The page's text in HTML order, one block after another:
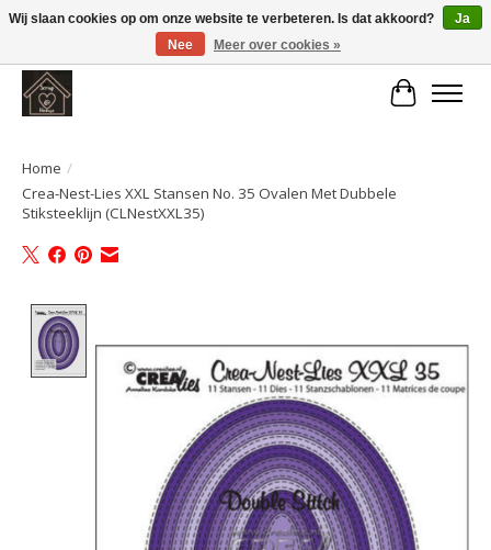
Large selection of products and fast shipping!
Home /
Crea-Nest-Lies XXL Stansen No. 35 Ovalen Met Dubbele
Stiksteeklijn (CLNestXXL35)
Wij slaan cookies op om onze website te verbeteren. Is dat akkoord?
Ja
Nee
Meer over cookies »